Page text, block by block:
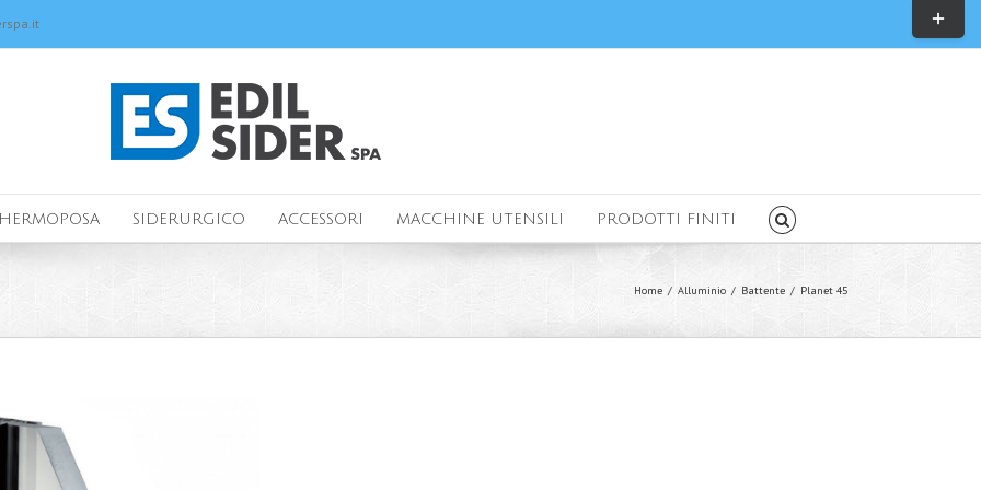
SIDERURGICO ACCESSORI MACCHINE UTENSILI PRODOTTI FINITI
Home / Alluminio / Battente / Planet 45
Toggle
Sliding